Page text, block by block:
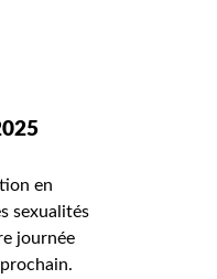
en
sexualités
journée